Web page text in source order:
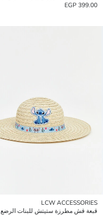
399.00 EGP
LCW ACCESSORIES
قبعة قش مطرزة ستيتش للبنات الرضع